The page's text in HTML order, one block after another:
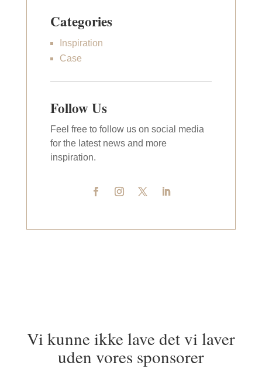
Categories
Inspiration
Case
Follow Us
Feel free to follow us on social media
for the latest news and more
inspiration.
Vi kunne ikke lave det vi laver
uden vores sponsorer